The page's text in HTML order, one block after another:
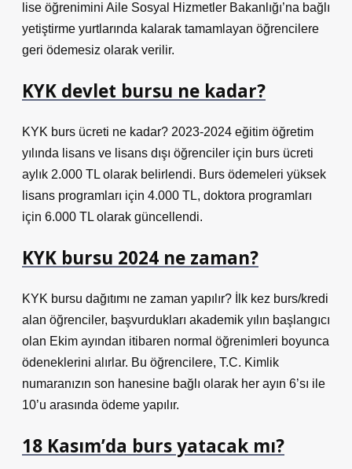
lise öğrenimini Aile Sosyal Hizmetler Bakanlığı’na bağlı
yetiştirme yurtlarında kalarak tamamlayan öğrencilere
geri ödemesiz olarak verilir.
KYK devlet bursu ne kadar?
KYK burs ücreti ne kadar? 2023-2024 eğitim öğretim
yılında lisans ve lisans dışı öğrenciler için burs ücreti
aylık 2.000 TL olarak belirlendi. Burs ödemeleri yüksek
lisans programları için 4.000 TL, doktora programları
için 6.000 TL olarak güncellendi.
KYK bursu 2024 ne zaman?
KYK bursu dağıtımı ne zaman yapılır? İlk kez burs/kredi
alan öğrenciler, başvurdukları akademik yılın başlangıcı
olan Ekim ayından itibaren normal öğrenimleri boyunca
ödeneklerini alırlar. Bu öğrencilere, T.C. Kimlik
numaranızın son hanesine bağlı olarak her ayın 6’sı ile
10’u arasında ödeme yapılır.
18 Kasım’da burs yatacak mı?